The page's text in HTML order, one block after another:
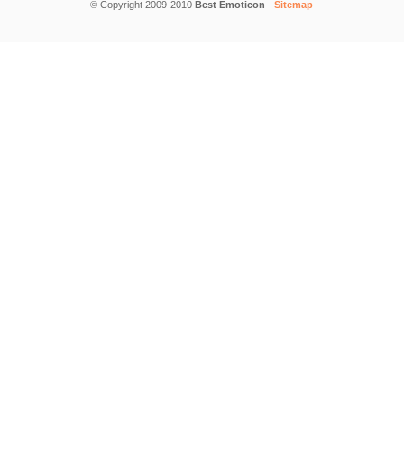
© Copyright 2009-2010 Best Emoticon - Sitemap